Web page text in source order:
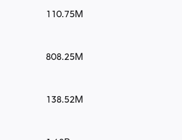
110.75M
808.25M
138.52M